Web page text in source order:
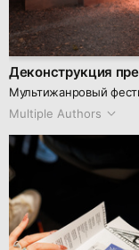
Деконструкция
Мультижанровый
Multiple Authors